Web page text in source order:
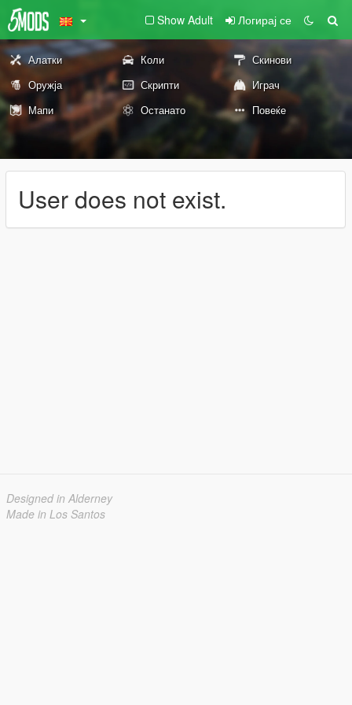
Show Adult Логирај се
Алатки Коли
Скинови
Оружја
Скрипти
Играч
Мапи
Останато Повеќе
User does not exist.
Designed in Alderney
Made in Los Santos